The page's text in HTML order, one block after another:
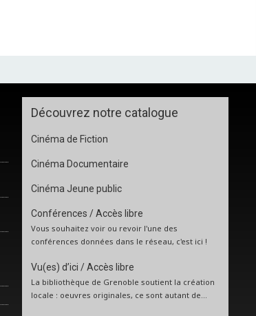
Découvrez notre catalogue
Cinéma de Fiction
Cinéma Documentaire
Cinéma Jeune public
Conférences / Accès libre
Vous souhaitez voir ou revoir l'une des
conférences données dans le réseau, c'est ici !
Vu(es) d’ici / Accès libre
La bibliothèque de Grenoble soutient la création
locale : oeuvres originales, ce sont autant de...